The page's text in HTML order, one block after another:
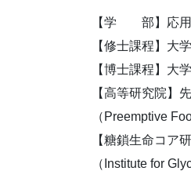
【学 部】応用
【修士課程】大
【博士課程】大
【高等研究院】
（Preemptive
【糖鎖生命コア
（Institute for